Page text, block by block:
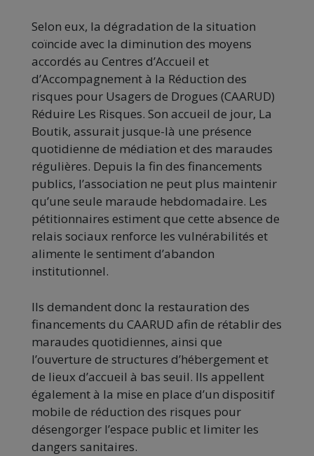
Selon eux, la dégradation de la situation
coïncide avec la diminution des moyens
accordés au Centres d’Accueil et
d’Accompagnement à la Réduction des
risques pour Usagers de Drogues (CAARUD)
Réduire Les Risques. Son accueil de jour, La
Boutik, assurait jusque-là une présence
quotidienne de médiation et des maraudes
régulières. Depuis la fin des financements
publics, l’association ne peut plus maintenir
qu’une seule maraude hebdomadaire. Les
pétitionnaires estiment que cette absence de
relais sociaux renforce les vulnérabilités et
alimente le sentiment d’abandon
institutionnel.
Ils demandent donc la restauration des
financements du CAARUD afin de rétablir des
maraudes quotidiennes, ainsi que
l’ouverture de structures d’hébergement et
de lieux d’accueil à bas seuil. Ils appellent
également à la mise en place d’un dispositif
mobile de réduction des risques pour
désengorger l’espace public et limiter les
dangers sanitaires.